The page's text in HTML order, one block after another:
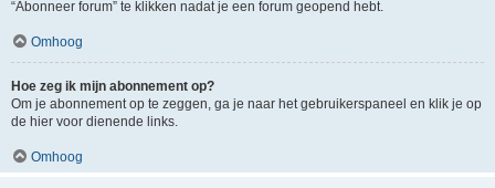
“Abonneer forum” te klikken nadat je een forum geopend hebt.
Omhoog
Hoe zeg ik mijn abonnement op?
Om je abonnement op te zeggen, ga je naar het gebruikerspaneel en klik je op
de hier voor dienende links.
Omhoog